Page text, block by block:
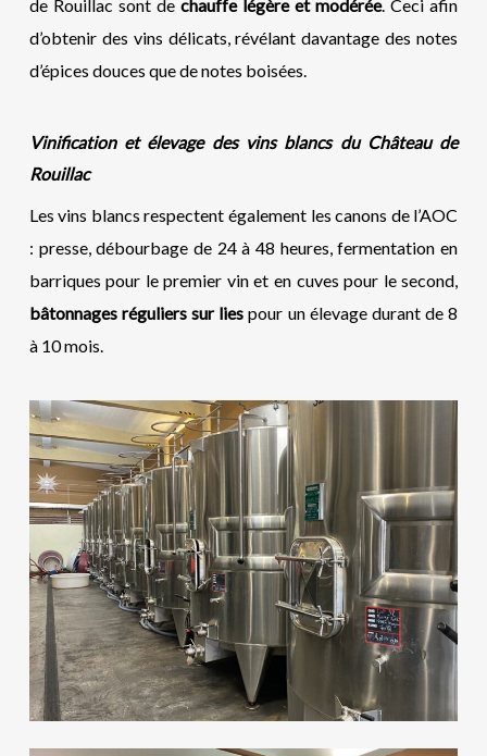
de Rouillac sont de chauffe légère et modérée. Ceci afin
d’obtenir des vins délicats, révélant davantage des notes
d’épices douces que de notes boisées.
Vinification et élevage des vins blancs du Château de
Rouillac
Les vins blancs respectent également les canons de l’AOC
: presse, débourbage de 24 à 48 heures, fermentation en
barriques pour le premier vin et en cuves pour le second,
bâtonnages réguliers sur lies pour un élevage durant de 8
à 10 mois.